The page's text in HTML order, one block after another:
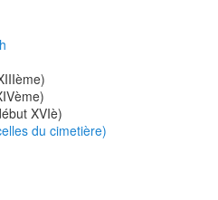
XVIè)
du cimetière)